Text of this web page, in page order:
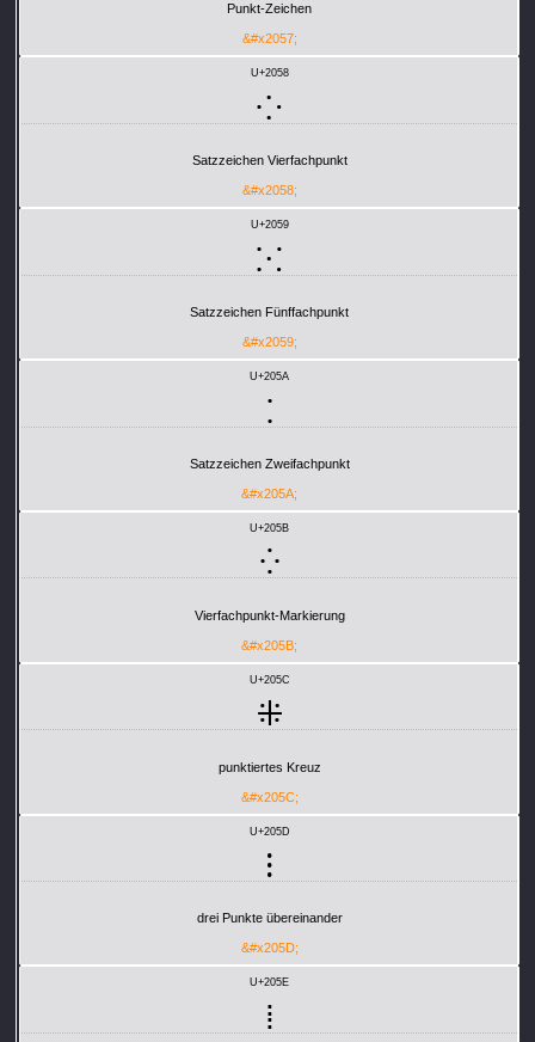
Punkt-Zeichen
&#x2057;
U+2058
⁘
Satzzeichen Vierfachpunkt
&#x2058;
U+2059
⁙
Satzzeichen Fünffachpunkt
&#x2059;
U+205A
⁚
Satzzeichen Zweifachpunkt
&#x205A;
U+205B
⁛
Vierfachpunkt-Markierung
&#x205B;
U+205C
⁜
punktiertes Kreuz
&#x205C;
U+205D
⁝
drei Punkte übereinander
&#x205D;
U+205E
⁞